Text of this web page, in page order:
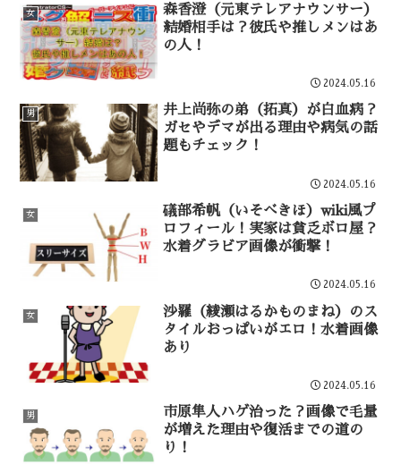
女
森香澄（元東テレアナウンサー）
結婚相手は？彼氏や推しメンはあ
の人！
2024.05.16
男
井上尚弥の弟（拓真）が白血病？
ガセやデマが出る理由や病気の話
題もチェック！
2024.05.16
女
礒部希帆（いそべきほ）wiki風プ
ロフィール！実家は貧乏ボロ屋？
水着グラビア画像が衝撃！
2024.05.16
女
沙羅（綾瀬はるかものまね）のス
タイルおっぱいがエロ！水着画像
あり
2024.05.16
男
市原隼人ハゲ治った？画像で毛量
が増えた理由や復活までの道の
り！